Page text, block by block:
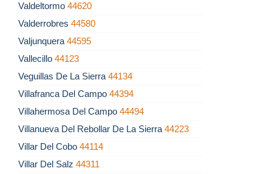
Valdeltormo 44620
Valderrobres 44580
Valjunquera 44595
Vallecillo 44123
Veguillas De La Sierra 44134
Villafranca Del Campo 44394
Villahermosa Del Campo 44494
Villanueva Del Rebollar De La Sierra 44223
Villar Del Cobo 44114
Villar Del Salz 44311